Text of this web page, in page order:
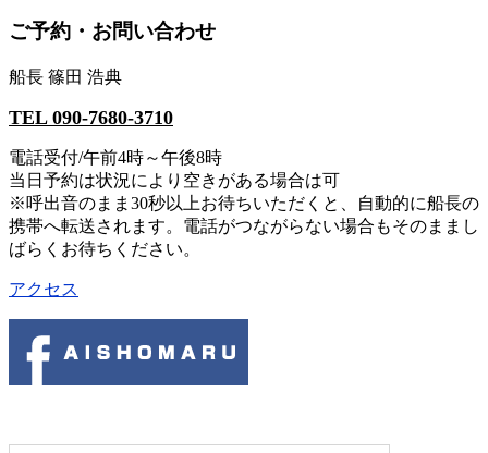
ご予約・お問い合わせ
船長 篠田 浩典
TEL 090-7680-3710
電話受付/午前4時～午後8時
当日予約は状況により空きがある場合は可
※呼出音のまま30秒以上お待ちいただくと、自動的に船長の
携帯へ転送されます。電話がつながらない場合もそのままし
ばらくお待ちください。
アクセス